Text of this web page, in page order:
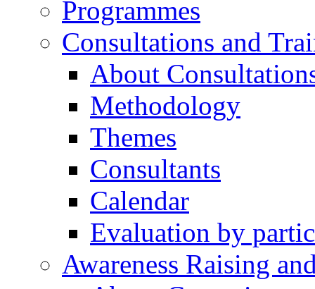
Programmes
Consultations and
About
Methodology
Themes
Consultants
Calendar
Evaluation by
Awareness Raising